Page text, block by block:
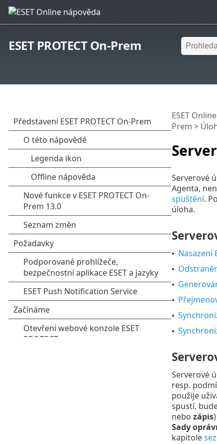
ESET PROTECT On-Prem
ESET
Prem >
Serverové
Agenta,
spuštění.
úloha.
• Nasazení
•
•
•
•
•
Serverové
resp.
použije
spustí,
nebo zápis
Sady
kapitole